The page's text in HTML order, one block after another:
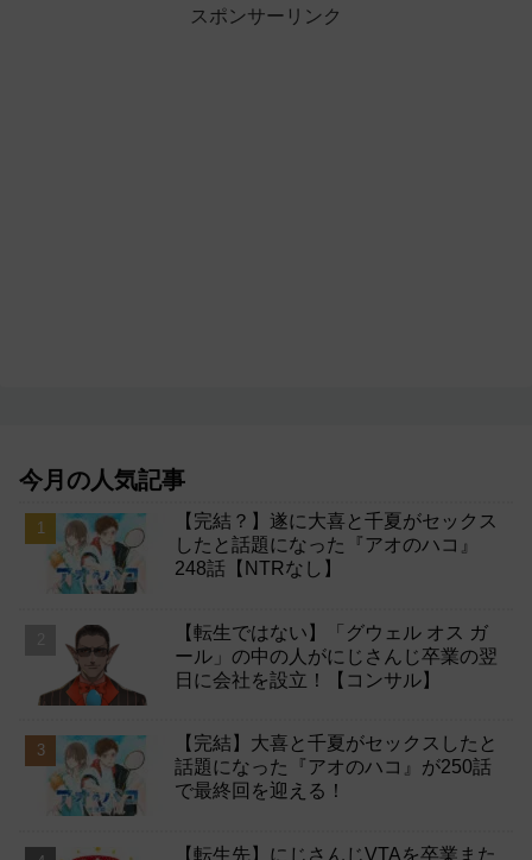
スポンサーリンク
今月の人気記事
【完結？】遂に大喜と千夏がセックス
したと話題になった『アオのハコ』
248話【NTRなし】
【転生ではない】「グウェル オス ガ
ール」の中の人がにじさんじ卒業の翌
日に会社を設立！【コンサル】
【完結】大喜と千夏がセックスしたと
話題になった『アオのハコ』が250話
で最終回を迎える！
【転生先】にじさんじVTAを卒業また